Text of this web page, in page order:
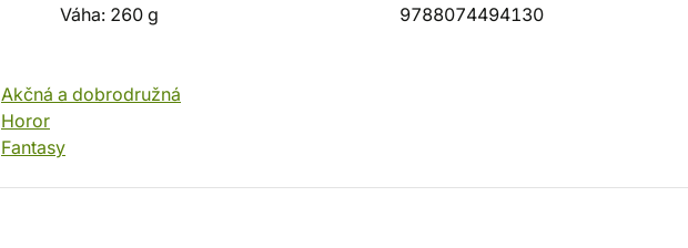
Váha: 260 g
9788074494130
Akčná a dobrodružná
Horor
Fantasy